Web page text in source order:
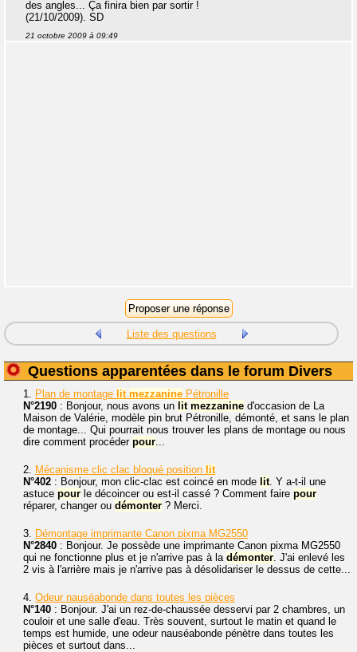
des angles... Ça finira bien par sortir !
(21/10/2009). SD
21 octobre 2009 à 09:49
Liste des questions
Questions apparentées dans le forum Divers
1. Plan de montage lit mezzanine Pétronille
N°2190 : Bonjour, nous avons un lit mezzanine d'occasion de La
Maison de Valérie, modèle pin brut Pétronille, démonté, et sans le plan
de montage... Qui pourrait nous trouver les plans de montage ou nous
dire comment procéder pour...
2. Mécanisme clic clac bloqué position lit
N°402 : Bonjour, mon clic-clac est coincé en mode lit. Y a-t-il une
astuce pour le décoincer ou est-il cassé ? Comment faire pour
réparer, changer ou démonter ? Merci.
3. Démontage imprimante Canon pixma MG2550
N°2840 : Bonjour. Je possède une imprimante Canon pixma MG2550
qui ne fonctionne plus et je n'arrive pas à la démonter. J'ai enlevé les
2 vis à l'arrière mais je n'arrive pas à désolidariser le dessus de cette...
4. Odeur nauséabonde dans toutes les pièces
N°140 : Bonjour. J'ai un rez-de-chaussée desservi par 2 chambres, un
couloir et une salle d'eau. Très souvent, surtout le matin et quand le
temps est humide, une odeur nauséabonde pénètre dans toutes les
pièces et surtout dans...